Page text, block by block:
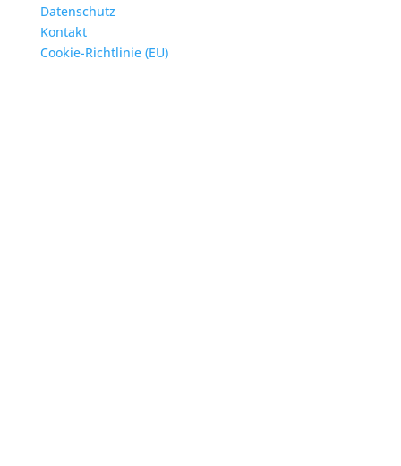
Datenschutz
Kontakt
Cookie-Richtlinie (EU)